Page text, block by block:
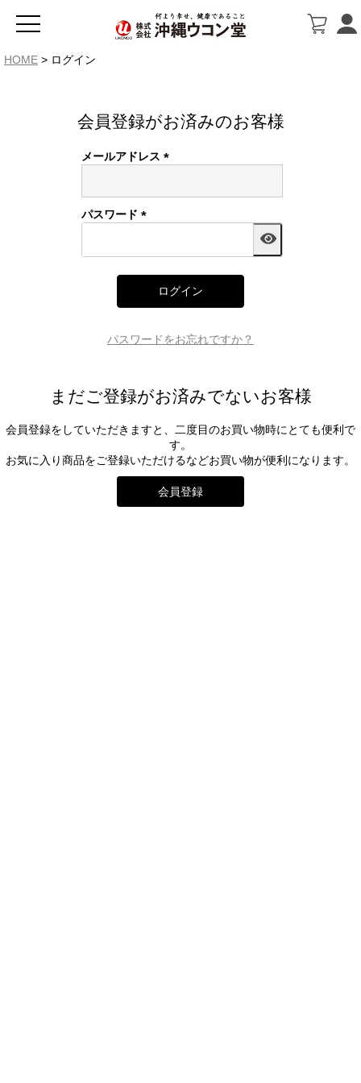
HOME ログイン
会員登録がお済みのお客様
メールアドレス
パスワード
ログイン
パスワードをお忘れですか？
まだご登録がお済みでないお客様
会員登録をしていただきますと、二度目のお買い物時にとても便利で
す。
お気に入り商品をご登録いただけるなどお買い物が便利になります。
会員登録